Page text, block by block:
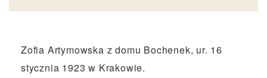
Zofia Artymowska z domu Bochenek, ur. 16
stycznia 1923 w Krakowie.